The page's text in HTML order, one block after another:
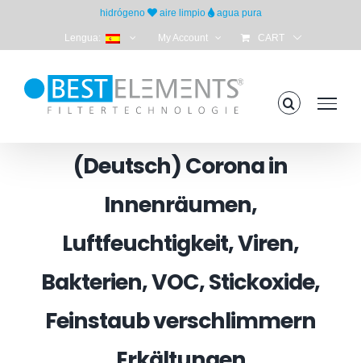
hidrógeno aire limpio agua pura
Lengua: My Account CART
(Deutsch) Corona in
Innenräumen,
Luftfeuchtigkeit, Viren,
Bakterien, VOC, Stickoxide,
Feinstaub verschlimmern